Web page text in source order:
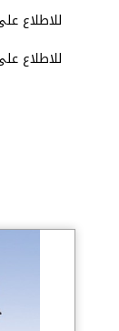
للاطلاع
للاطلاع